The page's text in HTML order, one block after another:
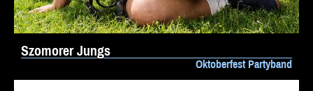
Szomorer Jungs
Oktoberfest Partyband